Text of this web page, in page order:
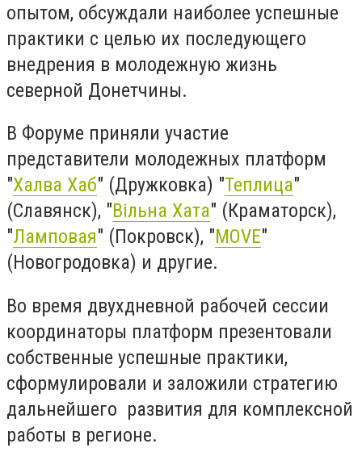
опытом, обсуждали наиболее успешные
практики с целью их последующего
внедрения в молодежную жизнь
северной Донетчины.
В Форуме приняли участие
представители молодежных платформ
"Халва Хаб" (Дружковка) "Теплица"
(Славянск), "Вільна Хата" (Краматорск),
"Ламповая" (Покровск), "MOVE"
(Новогродовка) и другие.
Во время двухдневной рабочей сессии
координаторы платформ презентовали
собственные успешные практики,
сформулировали и заложили стратегию
дальнейшего развития для комплексной
работы в регионе.